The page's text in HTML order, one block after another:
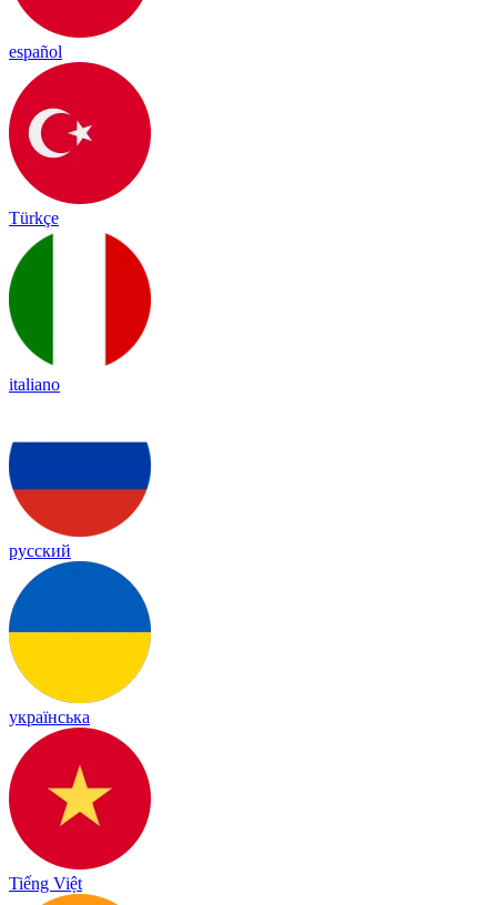
español
Türkçe
italiano
русский
українська
Tiếng Việt